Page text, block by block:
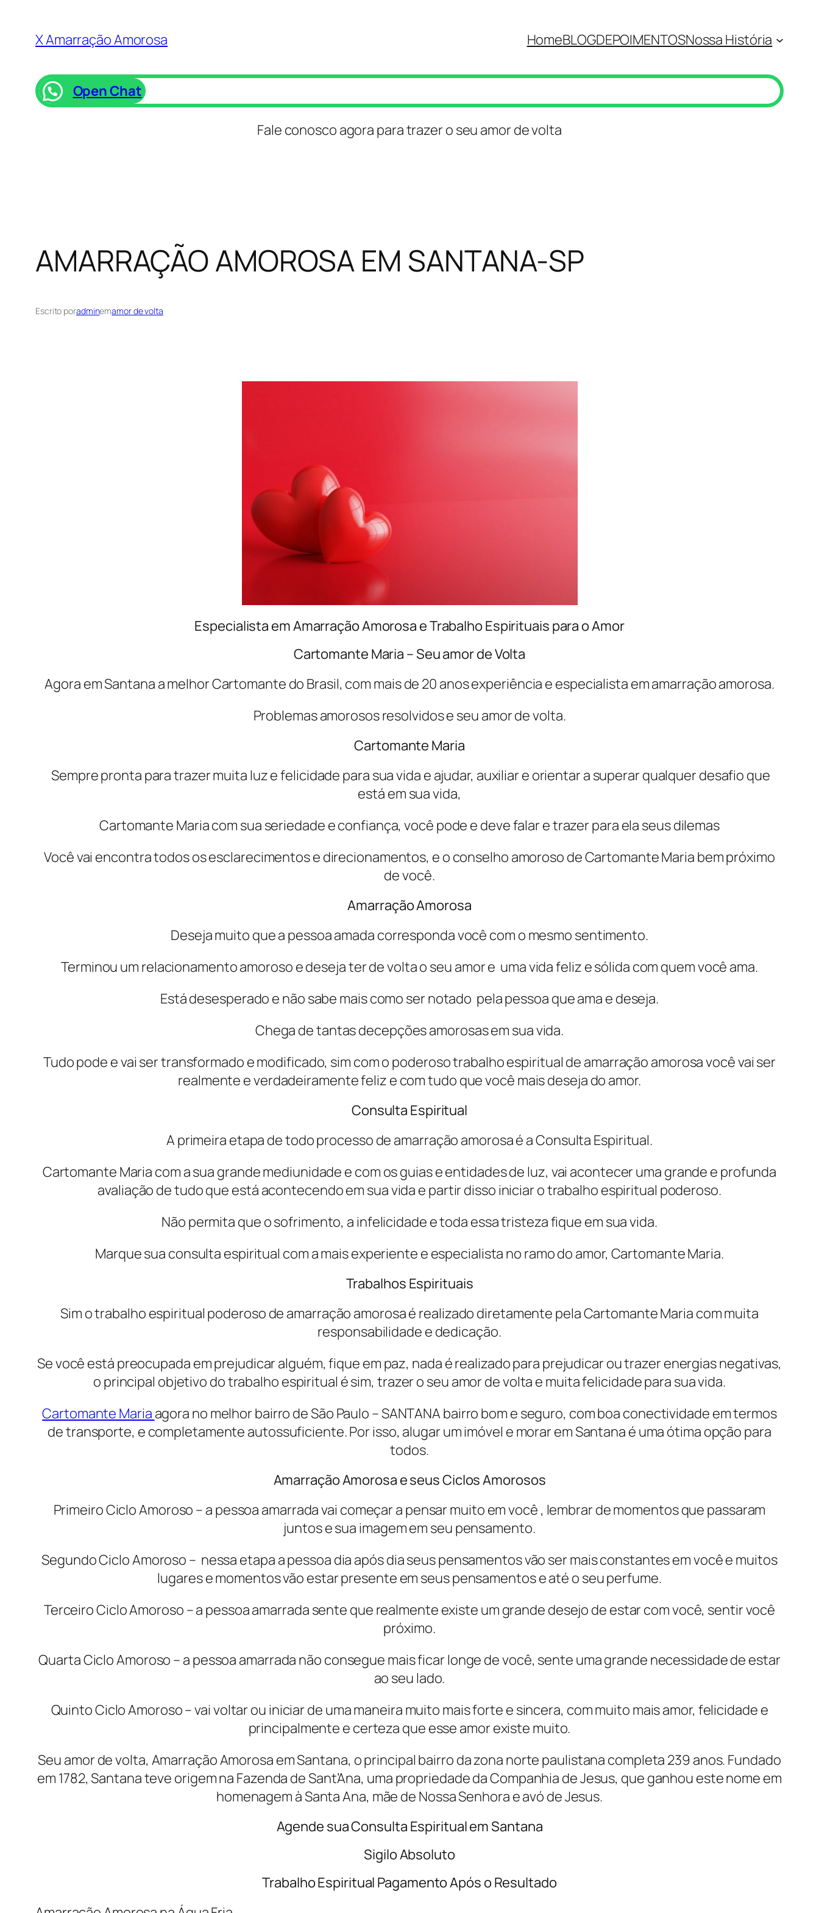
X Amarração Amorosa HomeBLOGDEPOIMENTOSNossa História
Open Chat
Fale conosco agora para trazer o seu amor de volta
AMARRAÇÃO AMOROSA EM SANTANA-SP
Escrito poradminemamor de volta
Especialista em Amarração Amorosa e Trabalho Espirituais para o Amor
Cartomante Maria – Seu amor de Volta
Agora em Santana a melhor Cartomante do Brasil, com mais de 20 anos experiência e especialista em amarração amorosa.
Problemas amorosos resolvidos e seu amor de volta.
Cartomante Maria
Sempre pronta para trazer muita luz e felicidade para sua vida e ajudar, auxiliar e orientar a superar qualquer desafio que
está em sua vida,
Cartomante Maria com sua seriedade e confiança, você pode e deve falar e trazer para ela seus dilemas
Você vai encontra todos os esclarecimentos e direcionamentos, e o conselho amoroso de Cartomante Maria bem próximo
de você.
Amarração Amorosa
Deseja muito que a pessoa amada corresponda você com o mesmo sentimento.
Terminou um relacionamento amoroso e deseja ter de volta o seu amor e uma vida feliz e sólida com quem você ama.
Está desesperado e não sabe mais como ser notado pela pessoa que ama e deseja.
Chega de tantas decepções amorosas em sua vida.
Tudo pode e vai ser transformado e modificado, sim com o poderoso trabalho espiritual de amarração amorosa você vai ser
realmente e verdadeiramente feliz e com tudo que você mais deseja do amor.
Consulta Espiritual
A primeira etapa de todo processo de amarração amorosa é a Consulta Espiritual.
Cartomante Maria com a sua grande mediunidade e com os guias e entidades de luz, vai acontecer uma grande e profunda
avaliação de tudo que está acontecendo em sua vida e partir disso iniciar o trabalho espiritual poderoso.
Não permita que o sofrimento, a infelicidade e toda essa tristeza fique em sua vida.
Marque sua consulta espiritual com a mais experiente e especialista no ramo do amor, Cartomante Maria.
Trabalhos Espirituais
Sim o trabalho espiritual poderoso de amarração amorosa é realizado diretamente pela Cartomante Maria com muita
responsabilidade e dedicação.
Se você está preocupada em prejudicar alguém, fique em paz, nada é realizado para prejudicar ou trazer energias negativas,
o principal objetivo do trabalho espiritual é sim, trazer o seu amor de volta e muita felicidade para sua vida.
Cartomante Maria agora no melhor bairro de São Paulo – SANTANA bairro bom e seguro, com boa conectividade em termos
de transporte, e completamente autossuficiente. Por isso, alugar um imóvel e morar em Santana é uma ótima opção para
todos.
Amarração Amorosa e seus Ciclos Amorosos
Primeiro Ciclo Amoroso – a pessoa amarrada vai começar a pensar muito em você , lembrar de momentos que passaram
juntos e sua imagem em seu pensamento.
Segundo Ciclo Amoroso – nessa etapa a pessoa dia após dia seus pensamentos vão ser mais constantes em você e muitos
lugares e momentos vão estar presente em seus pensamentos e até o seu perfume.
Terceiro Ciclo Amoroso – a pessoa amarrada sente que realmente existe um grande desejo de estar com você, sentir você
próximo.
Quarta Ciclo Amoroso – a pessoa amarrada não consegue mais ficar longe de você, sente uma grande necessidade de estar
ao seu lado.
Quinto Ciclo Amoroso – vai voltar ou iniciar de uma maneira muito mais forte e sincera, com muito mais amor, felicidade e
principalmente e certeza que esse amor existe muito.
Seu amor de volta, Amarração Amorosa em Santana, o principal bairro da zona norte paulistana completa 239 anos. Fundado
em 1782, Santana teve origem na Fazenda de Sant’Ana, uma propriedade da Companhia de Jesus, que ganhou este nome em
homenagem à Santa Ana, mãe de Nossa Senhora e avó de Jesus.
Agende sua Consulta Espiritual em Santana
Sigilo Absoluto
Trabalho Espiritual Pagamento Após o Resultado